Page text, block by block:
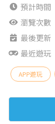
預計時間
瀏覽次數
最後更新
最近遊玩
APP遊玩